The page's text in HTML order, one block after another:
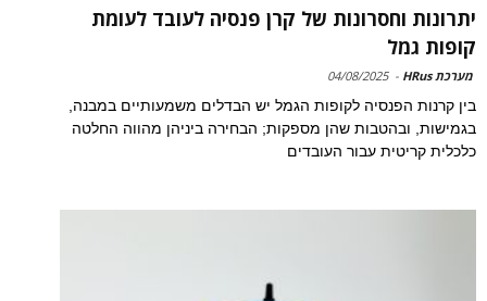
יתרונות וחסרונות של קרן פנסיה לעובד לעומת
קופות גמל
מערכת HRus -
04/08/2025
בין קרנות הפנסיה לקופות הגמל יש הבדלים משמעותיים במבנה,
בגמישות, ובהטבות שהן מספקות; הבחירה ביניהן מהווה החלטה
כלכלית קריטית עבור העובדים